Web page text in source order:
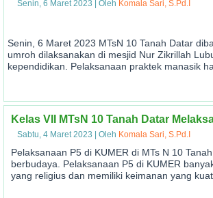
Senin, 6 Maret 2023 Oleh Komala Sari, S.Pd.I
Senin, 6 Maret 2023 MTsN 10 Tanah Datar
umroh dilaksanakan di mesjid Nur Zikrillah
kependidikan. Pelaksanaan praktek manasik
Kelas VII MTsN 10 Tanah Datar
Sabtu, 4 Maret 2023 Oleh Komala Sari, S.Pd.I
Pelaksanaan P5 di KUMER di MTs N 10
berbudaya. Pelaksanaan P5 di KUMER
yang religius dan memiliki keimanan yang kuat.